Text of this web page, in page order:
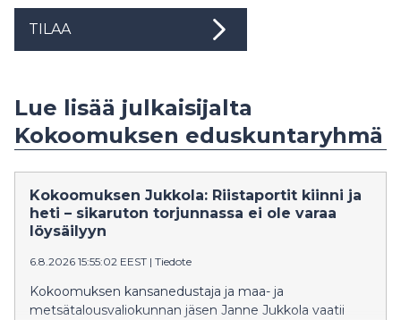
TILAA
Lue lisää julkaisijalta
Kokoomuksen eduskuntaryhmä
Kokoomuksen Jukkola: Riistaportit kiinni ja
heti – sikaruton torjunnassa ei ole varaa
löysäilyyn
6.8.2026 15:55:02 EEST | Tiedote
Kokoomuksen kansanedustaja ja maa- ja
metsätalousvaliokunnan jäsen Janne Jukkola vaatii